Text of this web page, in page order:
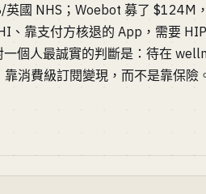
國 NHS；Woebot 募了 $124M
靠支付方核退的 App，需要
個人最誠實的判斷是：待在
消費級訂閱變現，而不是靠保險